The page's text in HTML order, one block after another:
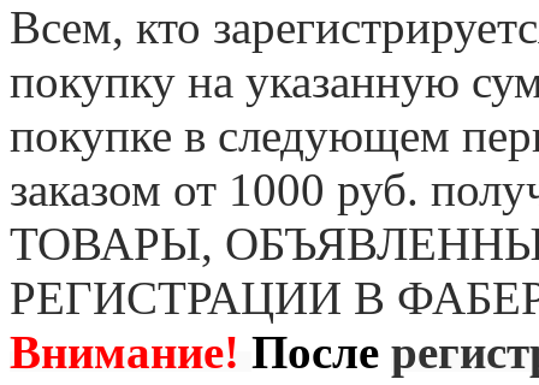
Всем, кто
покупку на указанную
покупке в следующем
заказом от 1000 руб.
ТОВАРЫ,
РЕГИСТРАЦИИ В
Внимание! После